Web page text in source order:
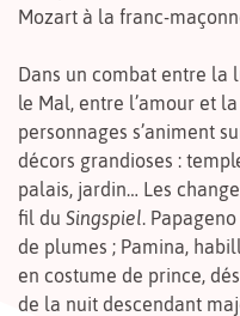
Mozart à la franc-
Dans un combat entre la
le Mal, entre l’amour et
personnages s’animent
décors grandioses :
palais, jardin… Les
fil du Singspiel.
de plumes ; Pamina,
en costume de prince,
de la nuit descendant